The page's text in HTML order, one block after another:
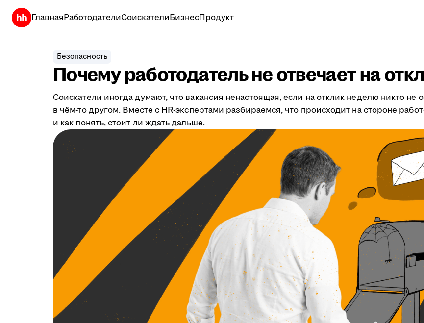
ГлавнаяРаботодателиСоискателиБизнесПродукт
Безопасность
Почему работодатель не отвечает на
Соискатели иногда думают, что вакансия ненастоящая, если на отклик неделю никто не
в чём-то другом. Вместе с HR-экспертами разбираемся, что происходит на стороне
и как понять, стоит ли ждать дальше.